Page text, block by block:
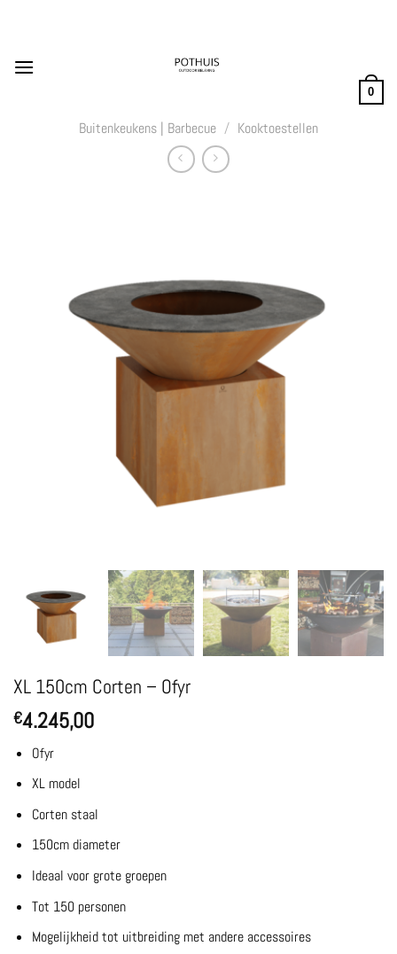
0
Buitenkeukens | Barbecue / Kooktoestellen
XL 150cm Corten – Ofyr
€4.245,00
Ofyr
XL model
Corten staal
150cm diameter
Ideaal voor grote groepen
Tot 150 personen
Mogelijkheid tot uitbreiding met andere accessoires